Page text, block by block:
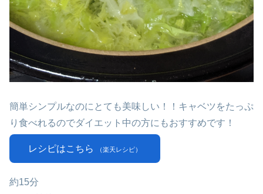
簡単シンプルなのにとても美味しい！！キャベツをたっぷ
り食べれるのでダイエット中の方にもおすすめです！
レシピはこちら （楽天レシピ）
約15分